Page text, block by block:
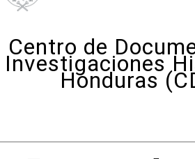
Centro de
Investigaciones
Honduras